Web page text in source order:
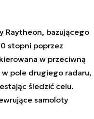
Raytheon, bazującego
stopni poprzez
w przeciwną
w pole drugiego radaru,
śledzić celu.
samoloty